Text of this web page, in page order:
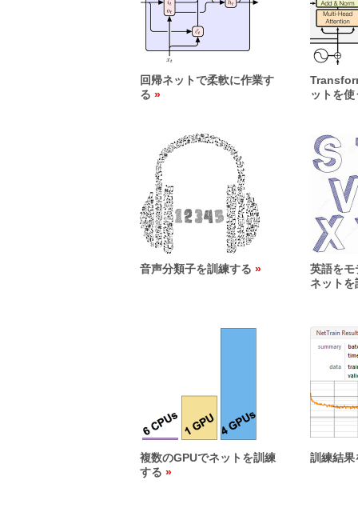
回帰ネットで柔軟に作業す
る
ットを使
音声分類子を訓練する
英語をモ
ネットを
複数のGPUでネットを訓練
する
訓練結果